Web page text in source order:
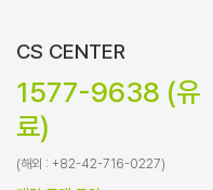
CS CENTER
1577-9638 (유
료)
(해외 : +82-42-716-0227)